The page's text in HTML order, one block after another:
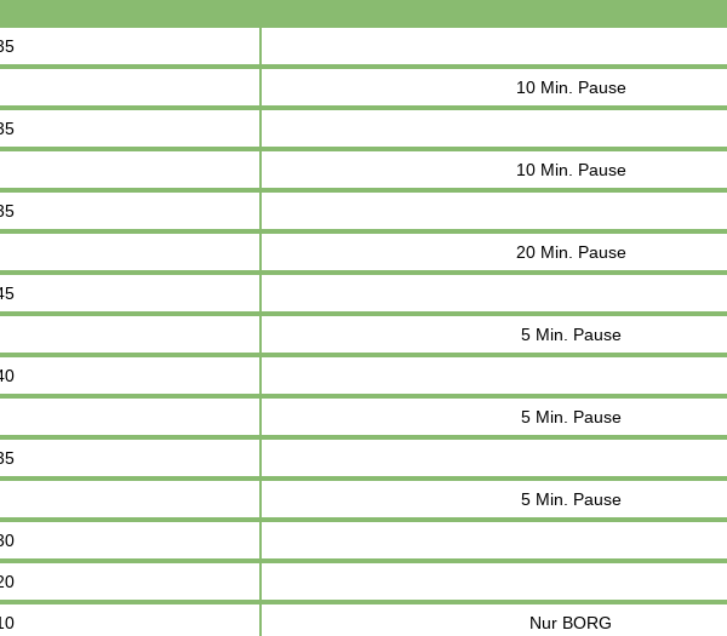
10 Min. Pause
10 Min. Pause
20 Min. Pause
5 Min. Pause
5 Min. Pause
5 Min. Pause
Nur BORG